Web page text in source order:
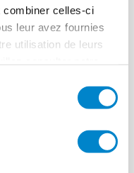
combiner celles-ci
leur avez fournies
utilisation de leurs